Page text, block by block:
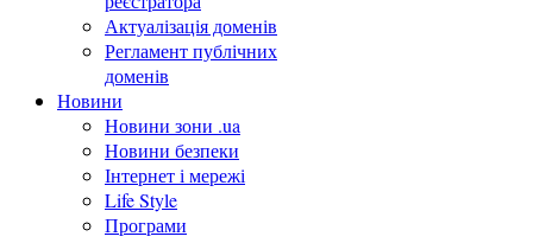
Актуалізація доменів
Регламент публічних
доменів
Новини
Новини зони .ua
Новини безпеки
Інтернет і мережі
Life Style
Програми